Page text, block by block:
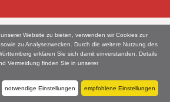
Website zu bieten, verwenden wir Cookies zur
zu Analysezwecken. Durch die weitere Nutzung des
erklären Sie sich damit einverstanden. Details
Vermeidung finden Sie in unserer
notwendige Einstellungen empfohlene Einstellungen